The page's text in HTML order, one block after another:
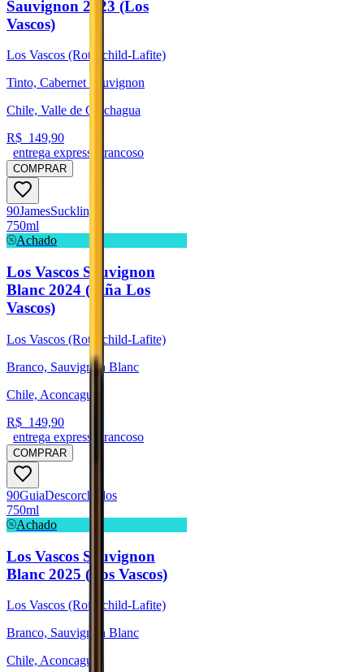
Sauvignon 2023 (Los
Vascos)
Los Vascos (Rothschild-Lafite)
Tinto, Cabernet Sauvignon
Chile, Valle de Colchagua
R$ 149,90
entrega expressa trancoso
COMPRAR
90JamesSuckling
750ml
Achado
Los Vascos Sauvignon
Blanc 2024 (Viña Los
Vascos)
Los Vascos (Rothschild-Lafite)
Branco, Sauvignon Blanc
Chile, Aconcagua
R$ 149,90
entrega expressa trancoso
COMPRAR
90GuiaDescorchados
750ml
Achado
Los Vascos Sauvignon
Blanc 2025 (Los Vascos)
Los Vascos (Rothschild-Lafite)
Branco, Sauvignon Blanc
Chile, Aconcagua